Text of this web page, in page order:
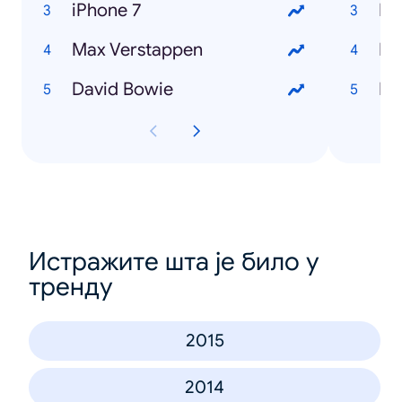
iPhone 7
Max Verstappen
David Bowie
Истражите шта је било у
тренду
2015
2014